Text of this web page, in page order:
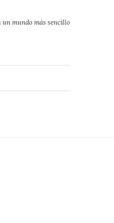
un mundo más sencillo